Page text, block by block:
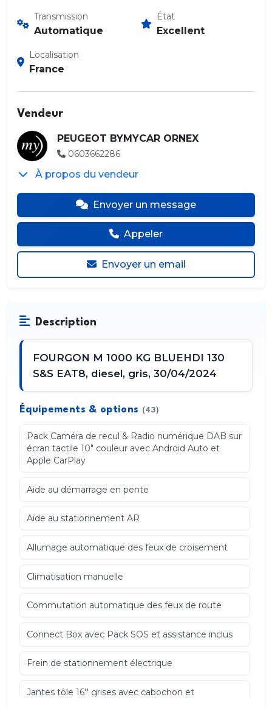
Transmission
Automatique
État
Excellent
Localisation
France
Vendeur
PEUGEOT BYMYCAR ORNEX
0603662286
À propos du vendeur
Envoyer un message
Appeler
Envoyer un email
Description
FOURGON M 1000 KG BLUEHDI 130
S&S EAT8, diesel, gris, 30/04/2024
Équipements & options (43)
Pack Caméra de recul & Radio numérique DAB sur
écran tactile 10" couleur avec Android Auto et
Apple CarPlay
Aide au démarrage en pente
Aide au stationnement AR
Allumage automatique des feux de croisement
Climatisation manuelle
Commutation automatique des feux de route
Connect Box avec Pack SOS et assistance inclus
Frein de stationnement électrique
Jantes tôle 16'' grises avec cabochon et